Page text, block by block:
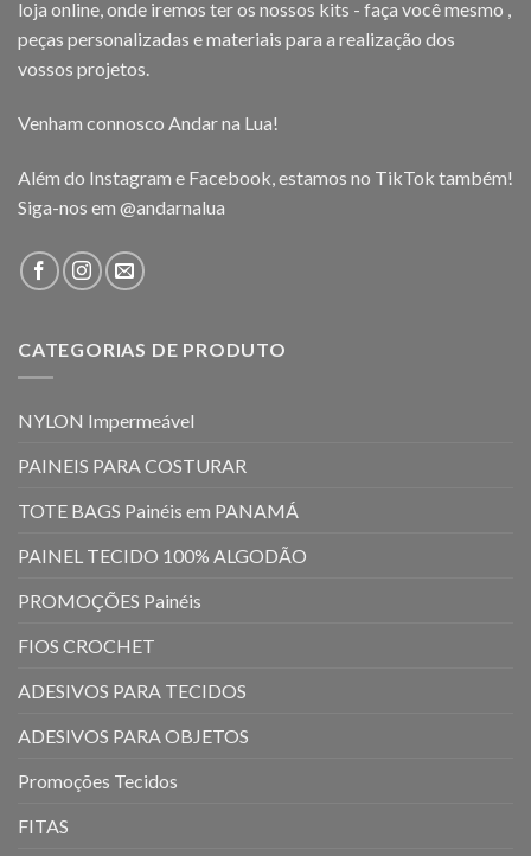
loja online, onde iremos ter os nossos kits - faça você mesmo ,
peças personalizadas e materiais para a realização dos
vossos projetos.
Venham connosco Andar na Lua!
Além do Instagram e Facebook, estamos no TikTok também!
Siga-nos em @andarnalua
CATEGORIAS DE PRODUTO
NYLON Impermeável
PAINEIS PARA COSTURAR
TOTE BAGS Painéis em PANAMÁ
PAINEL TECIDO 100% ALGODÃO
PROMOÇÕES Painéis
FIOS CROCHET
ADESIVOS PARA TECIDOS
ADESIVOS PARA OBJETOS
Promoções Tecidos
FITAS